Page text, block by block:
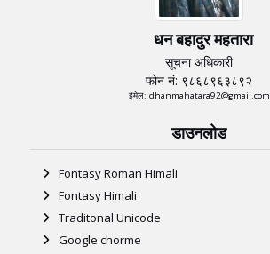
धन बहादुर महतारा
सूचना अधिकारी
फोन नं: ९८६८९६३८९२
ईमेल: dhanmahatara92@gmail.com
डाउनलोड
Fontasy Roman Himali
Fontasy Himali
Traditonal Unicode
Google chorme